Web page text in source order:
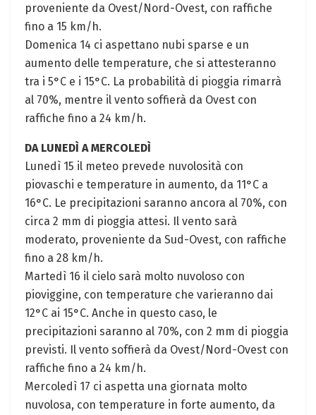
proveniente da Ovest/Nord-Ovest, con raffiche
fino a 15 km/h.
Domenica 14 ci aspettano nubi sparse e un
aumento delle temperature, che si attesteranno
tra i 5°C e i 15°C. La probabilità di pioggia rimarrà
al 70%, mentre il vento soffierà da Ovest con
raffiche fino a 24 km/h.
DA LUNEDÌ A MERCOLEDÌ
Lunedì 15 il meteo prevede nuvolosità con
piovaschi e temperature in aumento, da 11°C a
16°C. Le precipitazioni saranno ancora al 70%, con
circa 2 mm di pioggia attesi. Il vento sarà
moderato, proveniente da Sud-Ovest, con raffiche
fino a 28 km/h.
Martedì 16 il cielo sarà molto nuvoloso con
pioviggine, con temperature che varieranno dai
12°C ai 15°C. Anche in questo caso, le
precipitazioni saranno al 70%, con 2 mm di pioggia
previsti. Il vento soffierà da Ovest/Nord-Ovest con
raffiche fino a 24 km/h.
Mercoledì 17 ci aspetta una giornata molto
nuvolosa, con temperature in forte aumento, da